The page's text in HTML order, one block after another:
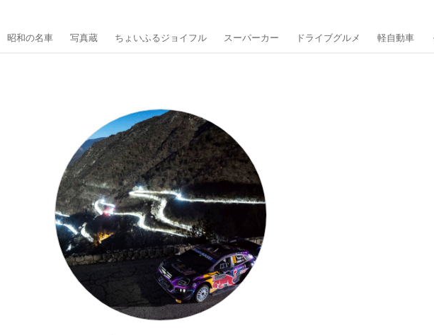
昭和の名車 写真蔵 ちょいふるジョイフル スーパーカー ドライブグルメ 軽自動車